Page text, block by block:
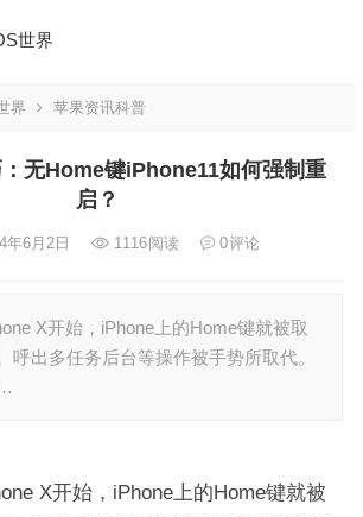
界 苹果资讯科普
无Home键iPhone11如何强制重
启？
年6月2日 1116阅读 0评论
X开始，iPhone上的Home键就被取
呼出多任务后台等操作被手势所取代。
X开始，iPhone上的Home键就被